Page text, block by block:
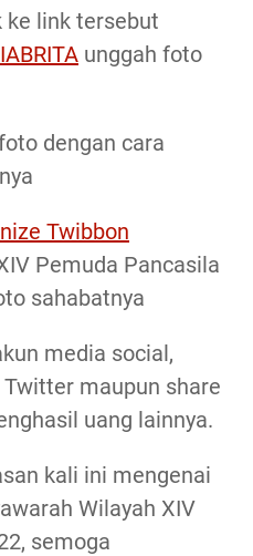
ke link tersebut
unggah foto
dengan cara
Twibbon
Pemuda Pancasila
sahabatnya
media social,
maupun share
uang lainnya.
kali ini mengenai
Wilayah XIV
semoga